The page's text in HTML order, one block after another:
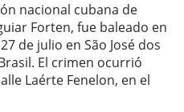
nacional cubana de
Forten, fue baleado en
de julio en São José dos
El crimen ocurrió
Laérte Fenelon, en el